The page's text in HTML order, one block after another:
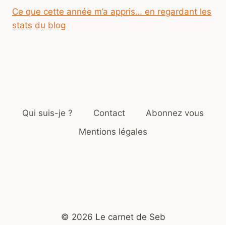
Ce que cette année m’a appris… en regardant les
stats du blog
Qui suis-je ? Contact
Abonnez vous
Mentions légales
© 2026 Le carnet de Seb